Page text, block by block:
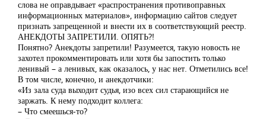
слова не оправдывает «распространения противоправных
информационных материалов», информацию сайтов следует
признать запрещенной и внести их в соответствующий реестр.
АНЕКДОТЫ ЗАПРЕТИЛИ. ОПЯТЬ?!
Понятно? Анекдоты запретили! Разумеется, такую новость не
захотел прокомментировать или хотя бы запостить только
ленивый – а ленивых, как оказалось, у нас нет. Отметились все!
В том числе, конечно, и анекдотчики:
«Из зала суда выходит судья, изо всех сил старающийся не
заржать. К нему подходит коллега:
– Что смеешься-то?